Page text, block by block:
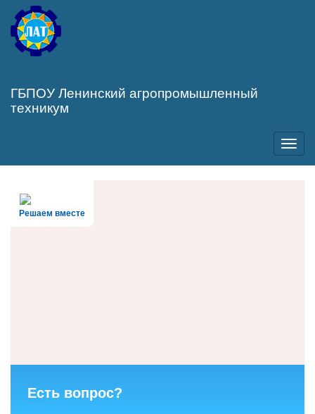
Перейти
основному
содержанию
ГБПОУ Ленинский агропромышленный
техникум
Решаем вместе
Есть вопрос?